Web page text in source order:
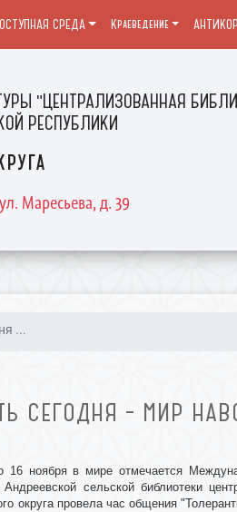
"ЦЕНТРАЛИЗОВАННАЯ
РЕСПУБЛИКИ
Маресьева, д. 39
СРЕДА Краеведение
...
СЕГОДНЯ – МИР
16 ноября в мире отмечается
Андреевской сельской библиотеки
округа провела час общения